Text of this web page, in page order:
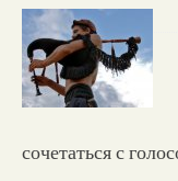
сочетаться с